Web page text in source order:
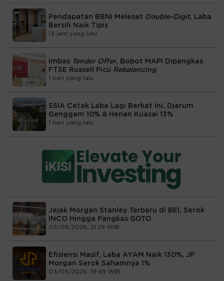
Pendapatan BBNI Melesat Double-Digit, Laba
Bersih Naik Tipis
13 jam yang lalu
Imbas Tender Offer, Bobot MAPI Dipangkas
FTSE Russell Picu Rebalancing
1 hari yang lalu
SSIA Cetak Laba Lagi Berkat Ini, Djarum
Genggam 10% & Henan Kuasai 13%
1 hari yang lalu
Jejak Morgan Stanley Terbaru di BEI, Serok
INCO Hingga Pangkas GOTO
03/08/2026, 21:29 WIB
Efisiensi Masif, Laba AYAM Naik 130%, JP
Morgan Serok Sahamnya 1%
03/08/2026, 19:49 WIB